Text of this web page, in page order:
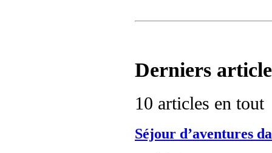
Derniers
10 articles en tout
Séjour d’aventures